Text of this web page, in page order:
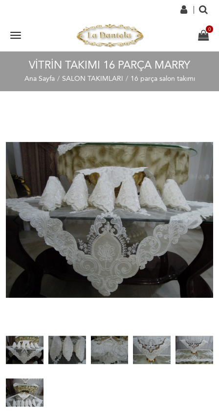
VITRIN TAKIMI 16 PARÇA MARRY
Ana Sayfa SALON TAKIMLARI 16 parça salon takımı